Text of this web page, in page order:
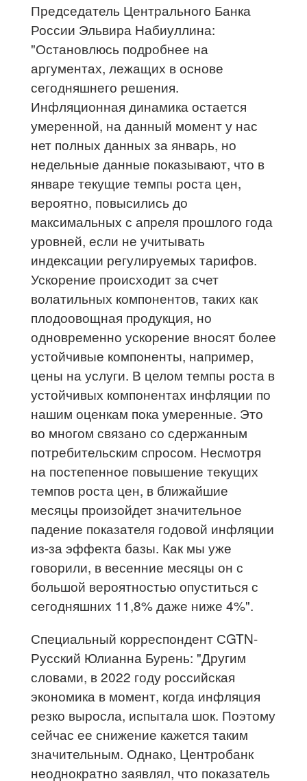
Председатель Центрального Банка
России Эльвира Набиуллина:
"Остановлюсь подробнее на
аргументах, лежащих в основе
сегодняшнего решения.
Инфляционная динамика остается
умеренной, на данный момент у нас
нет полных данных за январь, но
недельные данные показывают, что в
январе текущие темпы роста цен,
вероятно, повысились до
максимальных с апреля прошлого года
уровней, если не учитывать
индексации регулируемых тарифов.
Ускорение происходит за счет
волатильных компонентов, таких как
плодоовощная продукция, но
одновременно ускорение вносят более
устойчивые компоненты, например,
цены на услуги. В целом темпы роста в
устойчивых компонентах инфляции по
нашим оценкам пока умеренные. Это
во многом связано со сдержанным
потребительским спросом. Несмотря
на постепенное повышение текущих
темпов роста цен, в ближайшие
месяцы произойдет значительное
падение показателя годовой инфляции
из-за эффекта базы. Как мы уже
говорили, в весенние месяцы он с
большой вероятностью опуститься с
сегодняшних 11,8% даже ниже 4%".
Специальный корреспондент СGTN-
Русский Юлианна Бурень: "Другим
словами, в 2022 году российская
экономика в момент, когда инфляция
резко выросла, испытала шок. Поэтому
сейчас ее снижение кажется таким
значительным. Однако, Центробанк
неоднократно заявлял, что показатель